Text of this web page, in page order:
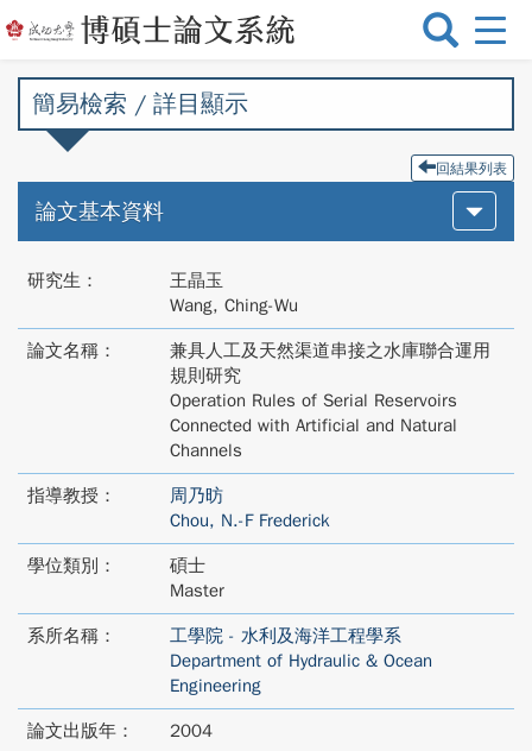
選
切
簡易檢索 / 詳目顯示
回結果列表
論文基本資料
研究生：
王晶玉
Wang, Ching-Wu
論文名稱：
兼具人工及天然渠道串接之水庫聯合運用
規則研究
Operation Rules of Serial Reservoirs
Connected with Artificial and Natural
Channels
指導教授：
周乃昉
Chou, N.-F Frederick
學位類別：
碩士
Master
系所名稱：
工學院 - 水利及海洋工程學系
Department of Hydraulic & Ocean
Engineering
論文出版年： 2004